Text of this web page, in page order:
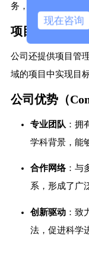
务，帮助合作伙伴
项目管理与咨
公司还提供项目管
域的项目中实现目
公司优势（
专业团队：拥
学科背景，能
合作网络：与
系，形成了广
创新驱动：致
法，促进科学
现在咨询